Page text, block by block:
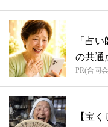
「占
の共通
PR(合同
【宝